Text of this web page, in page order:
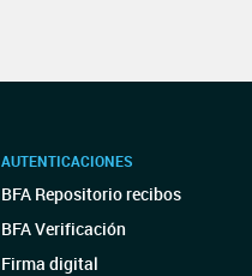
AUTENTICACIONES
BFA Repositorio recibos
BFA Verificación
Firma digital